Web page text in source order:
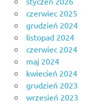
czerwiec 2025
grudzień 2024
listopad 2024
czerwiec 2024
maj 2024
kwiecień 2024
grudzień 2023
wrzesień 2023